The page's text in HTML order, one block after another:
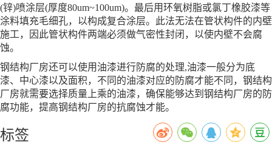
(锌)喷涂层(厚度80um~100um)。最后用环氧树脂或氯丁橡胶漆等
涂料填充毛细孔，以构成复合涂层。此法无法在管状构件的内壁
施工，因此管状构件两端必须做气密性封闭，以使内壁不会腐
蚀。
钢结构厂房还可以使用油漆进行防腐的处理,油漆一般分为底
漆、中心漆以及面积，不同的油漆对应的防腐才能不同，钢结构
厂房就需要选择质量上乘的油漆，确保能够达到钢结构厂房的防
腐功能，提高钢结构厂房的抗腐蚀才能。
标签